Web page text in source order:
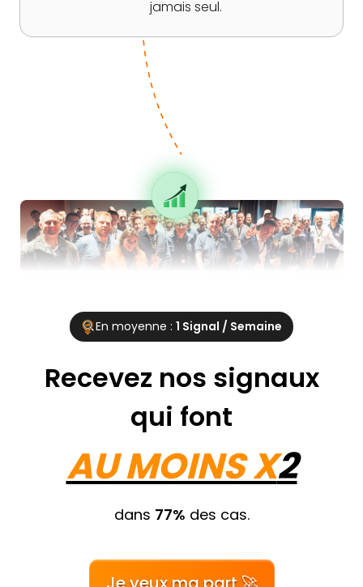
jamais seul.
En moyenne : 1 Signal / Semaine
Recevez nos signaux
qui font
AU MOINS X2
dans 77% des cas.